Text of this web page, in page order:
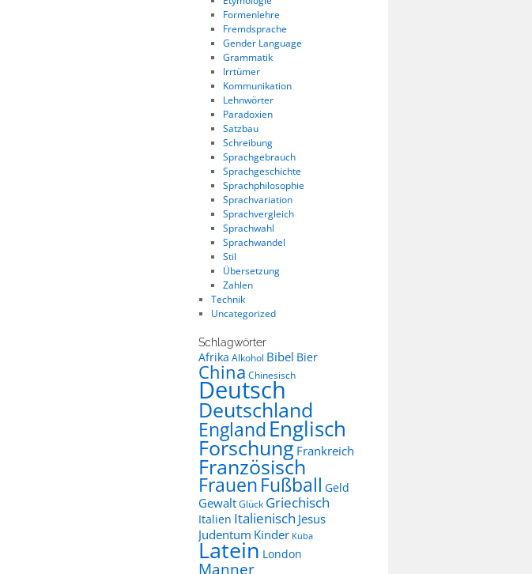
Formenlehre
Fremdsprache
Gender Language
Grammatik
Irrtümer
Kommunikation
Lehnwörter
Paradoxien
Satzbau
Schreibung
Sprachgebrauch
Sprachgeschichte
Sprachphilosophie
Sprachvariation
Sprachvergleich
Sprachwahl
Sprachwandel
Stil
Übersetzung
Zahlen
Technik
Uncategorized
Schlagwörter
Afrika Alkohol Bibel Bier
China Chinesisch
Deutsch
Deutschland
EnglandEnglisch
Forschung Frankreich
Französisch
FrauenFußball Geld
GewaltGlück Griechisch
Italien Italienisch Jesus
Judentum Kinder Kuba
Latein London
Manner